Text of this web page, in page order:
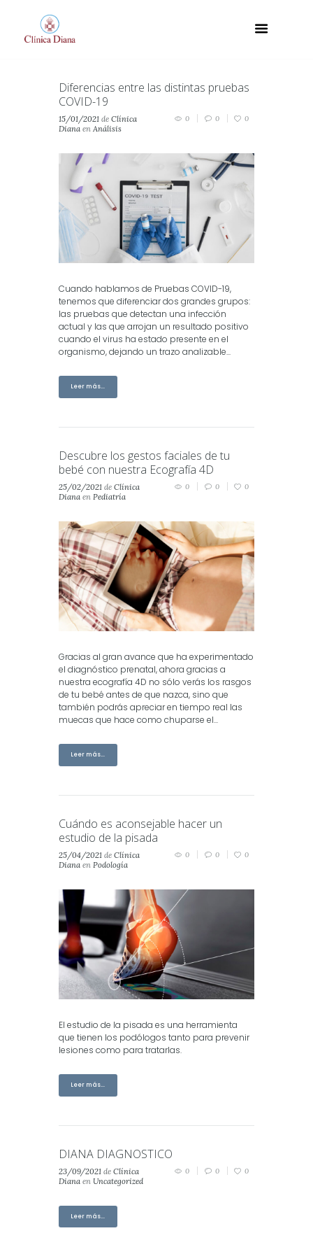
Diferencias entre las distintas pruebas
COVID-19
15/01/2021 de Clínica
Diana en Análisis
0 0 0
Cuando hablamos de Pruebas COVID-19,
tenemos que diferenciar dos grandes grupos:
las pruebas que detectan una infección
actual y las que arrojan un resultado positivo
cuando el virus ha estado presente en el
organismo, dejando un trazo analizable...
Leer más...
Descubre los gestos faciales de tu
bebé con nuestra Ecografía 4D
25/02/2021 de Clínica
Diana en Pediatría
0 0 0
Gracias al gran avance que ha experimentado
el diagnóstico prenatal, ahora gracias a
nuestra ecografía 4D no sólo verás los rasgos
de tu bebé antes de que nazca, sino que
también podrás apreciar en tiempo real las
muecas que hace como chuparse el...
Leer más...
Cuándo es aconsejable hacer un
estudio de la pisada
25/04/2021 de Clínica
Diana en Podología
0 0 0
El estudio de la pisada es una herramienta
que tienen los podólogos tanto para prevenir
lesiones como para tratarlas.
Leer más...
DIANA DIAGNOSTICO
23/09/2021 de Clínica
Diana en Uncategorized
0 0 0
Leer más...